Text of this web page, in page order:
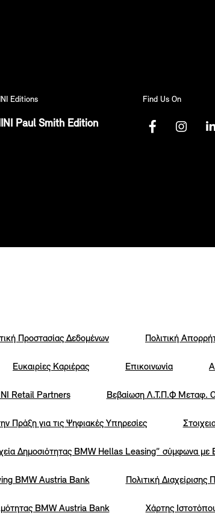
Editions
Paul Smith Edition
Find Us On
Προστασίας Δεδομένων Πολιτική
Eυκαιρίες Καριέρας Επικοινωνία
Retail Partners Βεβαίωση Λ.Τ.Π.Φ Μεταφ.
Πράξη για τις Ψηφιακές Υπηρεσίες
Δημοσιότητας BMW Hellas Leasing” σύμφωνα
BMW Austria Bank Πολιτική
BMW Austria Bank Χάρτης